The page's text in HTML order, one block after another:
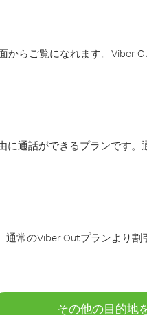
からご覧になれます。Viber
通話ができるプランです
常のViber Outプランより割
その他の目的地